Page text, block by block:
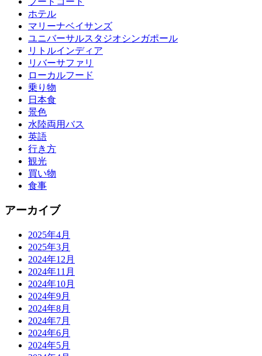
ホテル
マリーナベイサンズ
ユニバーサルスタジオシンガポール
リトルインディア
リバーサファリ
ローカルフード
乗り物
日本食
景色
水陸両用バス
英語
行き方
観光
買い物
食事
アーカイブ
2025年4月
2025年3月
2024年12月
2024年11月
2024年10月
2024年9月
2024年8月
2024年7月
2024年6月
2024年5月